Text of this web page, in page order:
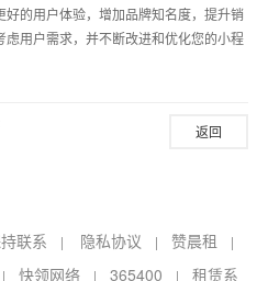
的用户体验，增加品牌知名度，提升销
用户需求，并不断改进和优化您的小程
返回
联系 | 隐私协议 | 赞晨租 |
快领网络| 365400 | 租赁系